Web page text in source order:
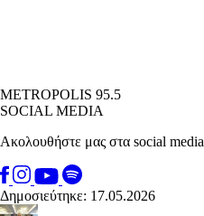
METROPOLIS 95.5
SOCIAL MEDIA
Ακολουθήστε μας στα social media
Δημοσιεύτηκε: 17.05.2026